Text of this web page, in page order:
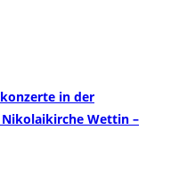
in der
Wettin –